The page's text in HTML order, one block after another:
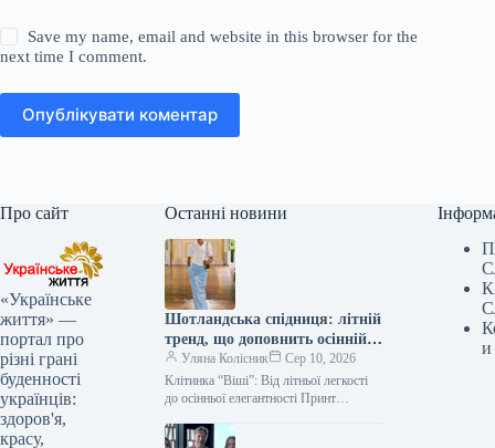
Save my name, email and website in this browser for the
next time I comment.
Опублікувати коментар
Про сайт
«Українське
життя» —
портал про
різні грані
буденності
українців:
здоров'я,
красу,
Останні новини
Шотландська спідниця: літній
тренд, що доповнить осінній
гардероб
Уляна Колісник
Сер 10, 2026
Клітинка “Віші”: Від літньої легкості
до осінньої елегантності Принт
арсеналі трендів теплої пори року,
и